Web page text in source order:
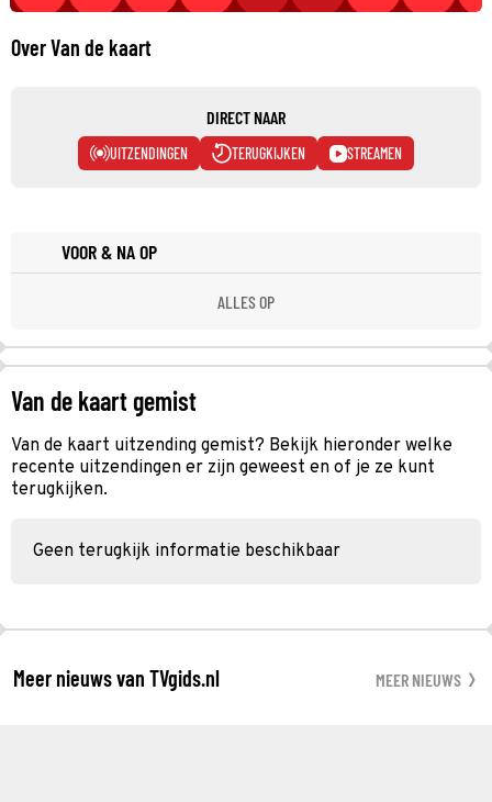
Over Van de kaart
DIRECT NAAR
UITZENDINGEN TERUGKIJKEN STREAMEN
VOOR & NA OP
ALLES OP
Van de kaart gemist
Van de kaart uitzending gemist? Bekijk hieronder welke
recente uitzendingen er zijn geweest en of je ze kunt
terugkijken.
Geen terugkijk informatie beschikbaar
Meer nieuws van TVgids.nl MEER NIEUWS